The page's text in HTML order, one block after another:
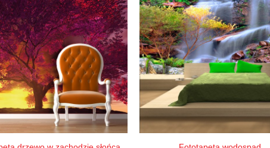
wariantów.
Opcje
można
wybrać
na
stronie
produktu
wariantów.
Opcje
można
wybrać
na
stronie